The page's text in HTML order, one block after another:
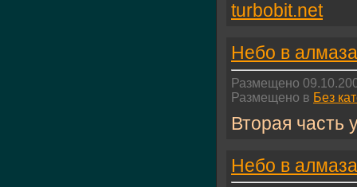
turbobit.net
Небо в
Размещено
Размещено в Без
Вторая часть
Небо в